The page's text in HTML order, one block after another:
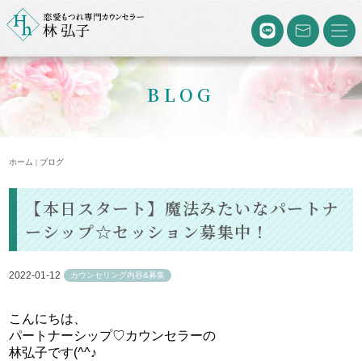
BLOG
ホーム | ブログ
【本日スタート】魔法みたいなパートナ
ーシップ☆セッション募集中！
2022-01-12 カウンセリング内容&募集
こんにちは、
パートナーシップ♡カウンセラーの
林弘子です(^^♪